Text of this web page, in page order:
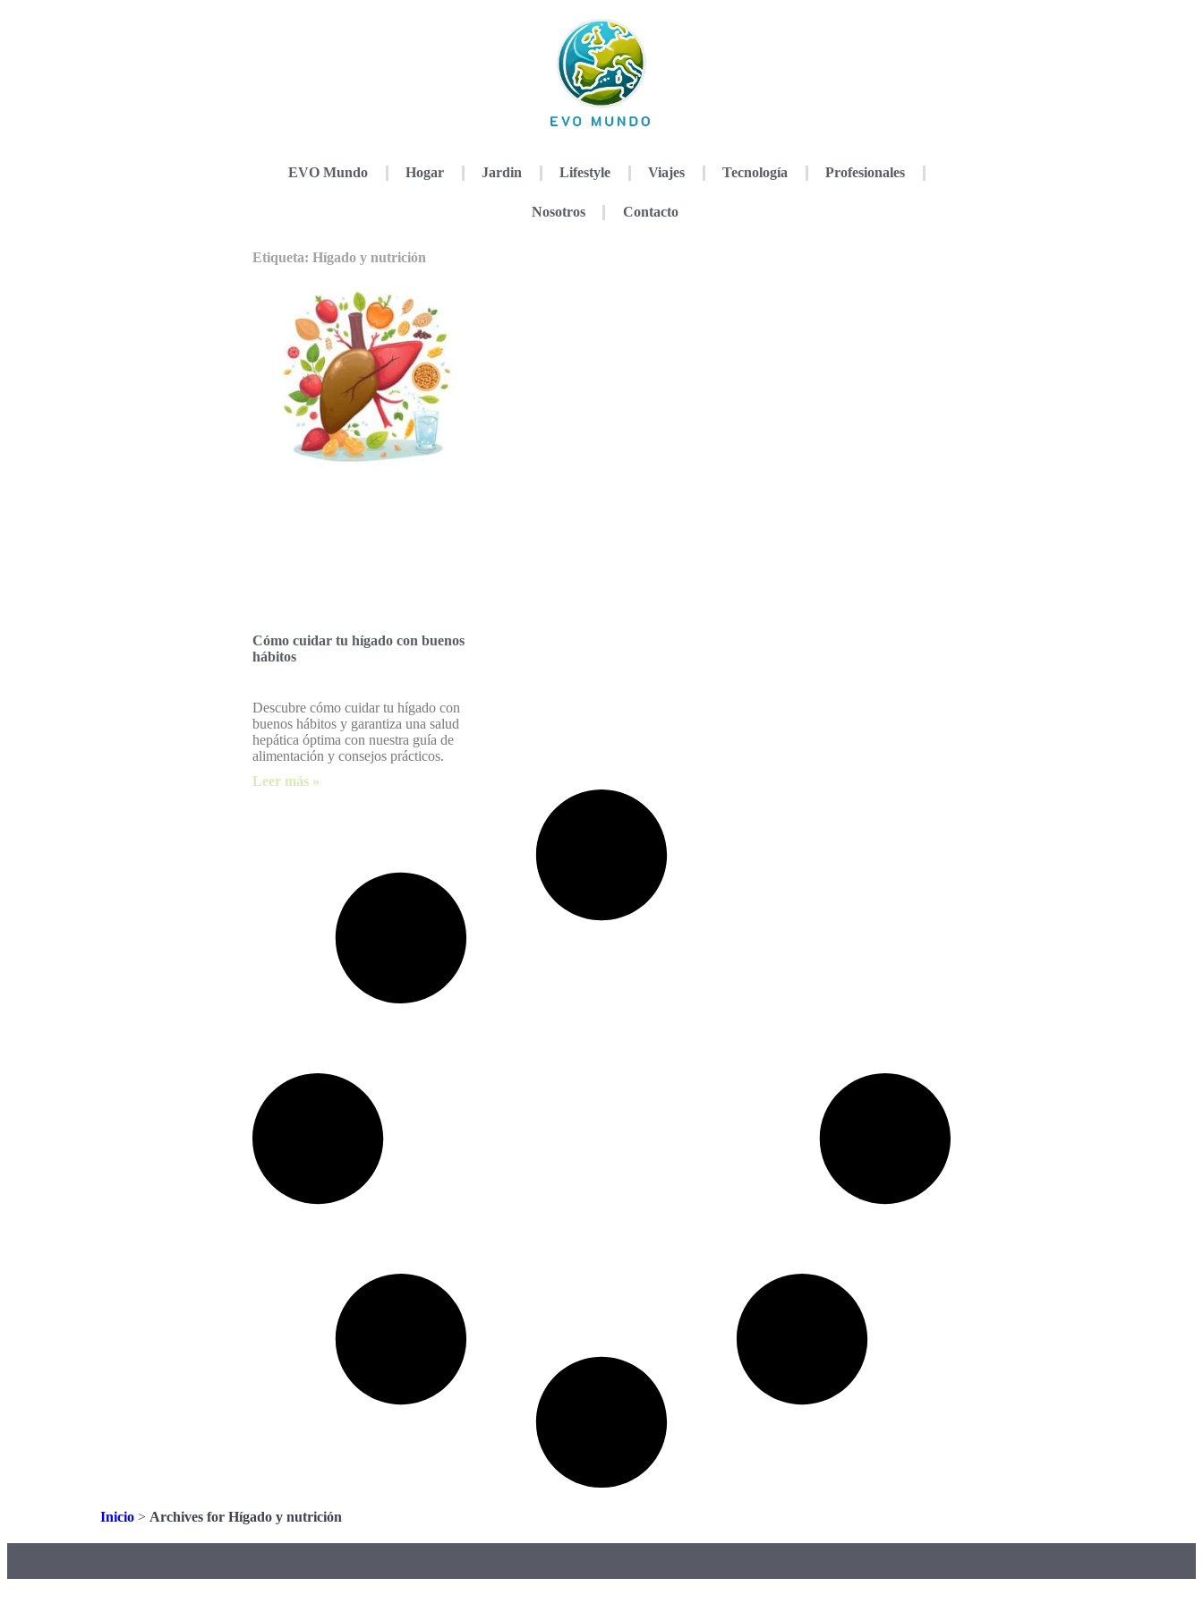
EVO Mundo Hogar Jardin Lifestyle Viajes Tecnología Profesionales
Nosotros Contacto
Etiqueta: Hígado y nutrición
Cómo cuidar tu hígado con buenos
hábitos
Descubre cómo cuidar tu hígado con
buenos hábitos y garantiza una salud
hepática óptima con nuestra guía de
alimentación y consejos prácticos.
Leer más »
Inicio > Archives for Hígado y nutrición